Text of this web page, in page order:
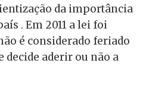
da importância
. Em 2011 a lei foi
é considerado feriado
decide aderir ou não a